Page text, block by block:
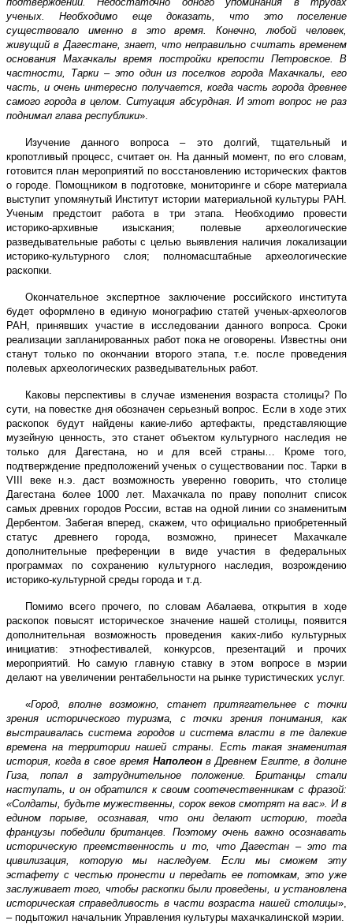
ученых. Необходимо еще доказать, что это поселение
существовало именно в это время. Конечно, любой человек,
живущий в Дагестане, знает, что неправильно считать временем
основания Махачкалы время постройки крепости Петровское. В
частности, Тарки – это один из поселков города Махачкалы, его
часть, и очень интересно получается, когда часть города древнее
самого города в целом. Ситуация абсурдная. И этот вопрос не раз
поднимал глава республики».
Изучение данного вопроса – это долгий, тщательный и
кропотливый процесс, считает он. На данный момент, по его словам,
готовится план мероприятий по восстановлению исторических фактов
о городе. Помощником в подготовке, мониторинге и сборе материала
выступит упомянутый Институт истории материальной культуры РАН.
Ученым предстоит работа в три этапа. Необходимо провести
историко-архивные изыскания; полевые археологические
разведывательные работы с целью выявления наличия локализации
историко-культурного слоя; полномасштабные археологические
раскопки.
Окончательное экспертное заключение российского института
будет оформлено в единую монографию статей ученых-археологов
РАН, принявших участие в исследовании данного вопроса. Сроки
реализации запланированных работ пока не оговорены. Известны они
станут только по окончании второго этапа, т.е. после проведения
полевых археологических разведывательных работ.
Каковы перспективы в случае изменения возраста столицы? По
сути, на повестке дня обозначен серьезный вопрос. Если в ходе этих
раскопок будут найдены какие-либо артефакты, представляющие
музейную ценность, это станет объектом культурного наследия не
только для Дагестана, но и для всей страны… Кроме того,
подтверждение предположений ученых о существовании пос. Тарки в
VIII веке н.э. даст возможность уверенно говорить, что столице
Дагестана более 1000 лет. Махачкала по праву пополнит список
самых древних городов России, встав на одной линии со знаменитым
Дербентом. Забегая вперед, скажем, что официально приобретенный
статус древнего города, возможно, принесет Махачкале
дополнительные преференции в виде участия в федеральных
программах по сохранению культурного наследия, возрождению
историко-культурной среды города и т.д.
Помимо всего прочего, по словам Абалаева, открытия в ходе
раскопок повысят историческое значение нашей столицы, появится
дополнительная возможность проведения каких-либо культурных
инициатив: этнофестивалей, конкурсов, презентаций и прочих
мероприятий. Но самую главную ставку в этом вопросе в мэрии
делают на увеличении рентабельности на рынке туристических услуг.
«Город, вполне возможно, станет притягательнее с точки
зрения исторического туризма, с точки зрения понимания, как
выстраивалась система городов и система власти в те далекие
времена на территории нашей страны. Есть такая знаменитая
история, когда в свое время Наполеонв Древнем Египте, в долине
Гиза, попал в затруднительное положение. Британцы стали
наступать, и он обратился к своим соотечественникам с фразой:
«Солдаты, будьте мужественны, сорок веков смотрят на вас». И в
едином порыве, осознавая, что они делают историю, тогда
французы победили британцев. Поэтому очень важно осознавать
историческую преемственность и то, что Дагестан – это та
цивилизация, которую мы наследуем. Если мы сможем эту
эстафету с честью пронести и передать ее потомкам, это уже
заслуживает того, чтобы раскопки были проведены, и установлена
историческая справедливость в части возраста нашей столицы»,
– подытожил начальник Управления культуры махачкалинской мэрии.